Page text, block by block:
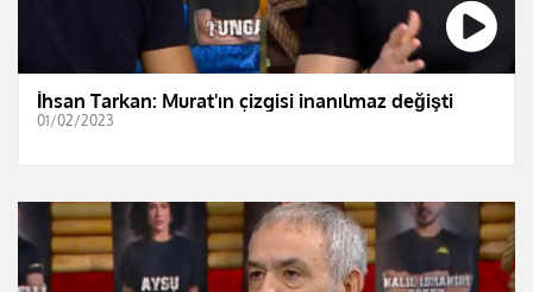
İhsan Tarkan: Murat'ın çizgisi inanılmaz değişti
01/02/2023